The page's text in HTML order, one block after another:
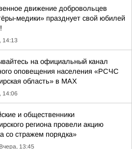
движение добровольцев
медики» празднует свой юбилей
14:13
на официальный канал
оповещения населения «РСЧС
область» в МАХ
14:06
и общественники
региона провели акцию
со стражем порядка»
Вчера, 13:45